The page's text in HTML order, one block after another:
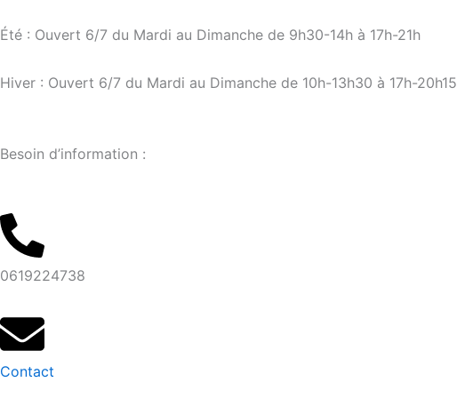
au
Été : Ouvert 6/7 du Mardi au Dimanche de 9h30-14h à 17h-21h
Hiver : Ouvert 6/7 du Mardi au Dimanche de 10h-13h30 à 17h-20h15
Besoin d’information :
0619224738
Contact